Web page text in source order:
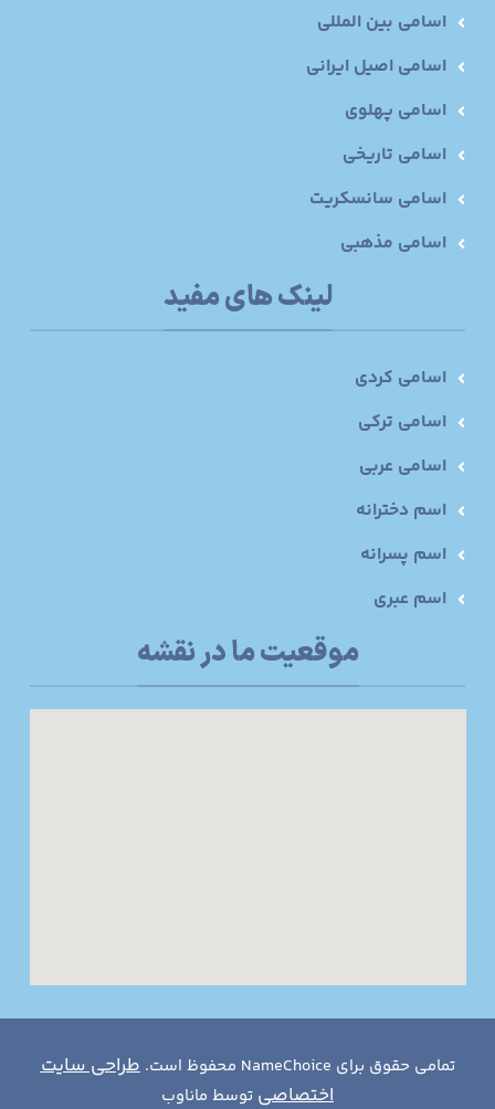
اسامی بین المللی
اسامی اصیل ایرانی
اسامی پهلوی
اسامی تاریخی
اسامی سانسکریت
اسامی مذهبی
لینک های مفید
اسامی کردی
اسامی ترکی
اسامی عربی
اسم دخترانه
اسم پسرانه
اسم عبری
موقعیت ما در نقشه
تمامی حقوق برای NameChoice محفوظ است.
طراحی سایت
اختصاصی توسط ماناوب